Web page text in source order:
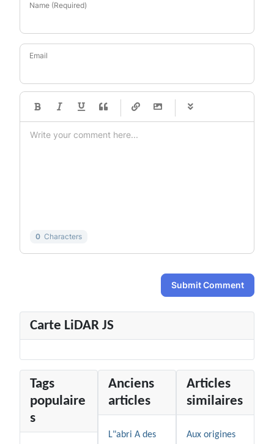
Name (Required)
Email
-
-
-
-
0 Characters
Submit Comment
Carte LiDAR JS
Tags
populaire
s
Anciens
articles
L"abri A des
Articles
similaires
Aux origines